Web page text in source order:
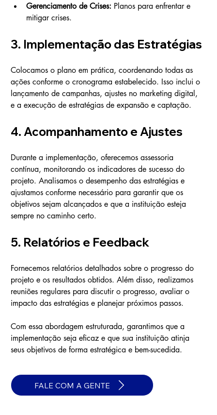
FALE COM A GENTE
Gerenciamento de Crises: Planos para enfrentar e
mitigar crises.
3. Implementação das Estratégias
Colocamos o plano em prática, coordenando todas as
ações conforme o cronograma estabelecido. Isso inclui o
lançamento de campanhas, ajustes no marketing digital,
e a execução de estratégias de expansão e captação.
4. Acompanhamento e Ajustes
Durante a implementação, oferecemos assessoria
contínua, monitorando os indicadores de sucesso do
projeto. Analisamos o desempenho das estratégias e
ajustamos conforme necessário para garantir que os
objetivos sejam alcançados e que a instituição esteja
sempre no caminho certo.
5. Relatórios e Feedback
Fornecemos relatórios detalhados sobre o progresso do
projeto e os resultados obtidos. Além disso, realizamos
reuniões regulares para discutir o progresso, avaliar o
impacto das estratégias e planejar próximos passos.
Com essa abordagem estruturada, garantimos que a
implementação seja eficaz e que sua instituição atinja
seus objetivos de forma estratégica e bem-sucedida.